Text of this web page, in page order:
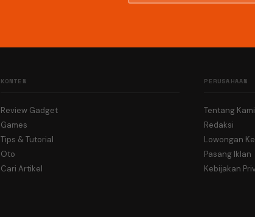
KONTEN
Review Gadget
Games
Tips & Tutorial
Oto
Cari Artikel
PERUSAHAAN
Tentang Kami
Redaksi
Lowongan
Pasang Iklan
Kebijakan